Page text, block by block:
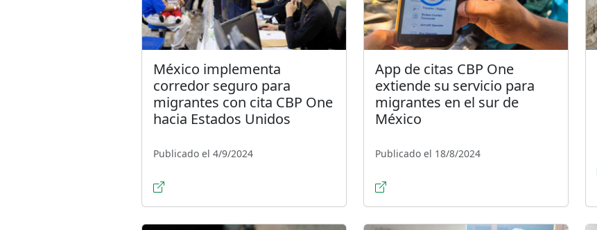
México implementa
corredor seguro para
migrantes con cita CBP One
hacia Estados Unidos
Publicado el 4/9/2024
App de citas CBP One
extiende su servicio para
migrantes en el sur de
México
Publicado el 18/8/2024